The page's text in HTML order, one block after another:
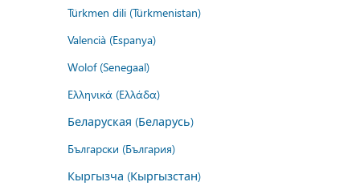
Türkmen dili (Türkmenistan)
Valencià (Espanya)
Wolof (Senegaal)
Ελληνικά (Ελλάδα)
Беларуская (Беларусь)
Български (България)
Кыргызча (Кыргызстан)